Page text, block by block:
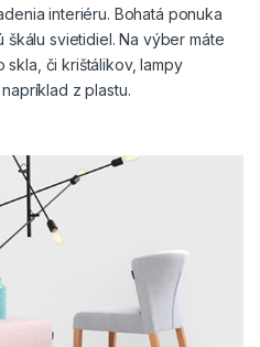
interiéru. Bohatá ponuka
svietidiel. Na výber máte
či krištálikov, lampy
z plastu.
spálne alebo
kus série FLAVIO alebo
v cenovej kategórii
sa v poslednej dobe stali
je charakteristický samotnou
V tejto kategórii vám
XL, MEDUSA, alebo
od štýlu vašej